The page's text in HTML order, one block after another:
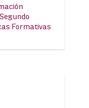
Formativas